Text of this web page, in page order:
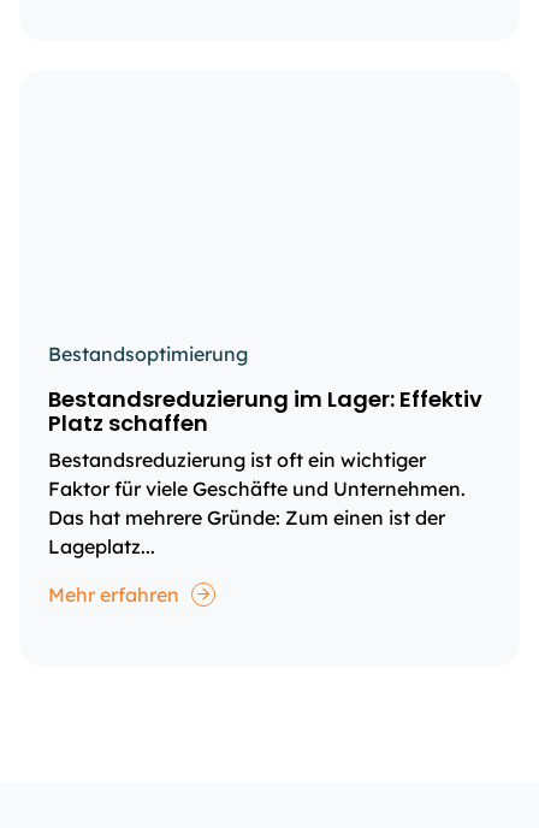
Bestandsoptimierung
Bestandsreduzierung im Lager: Effektiv
Platz schaffen
Bestandsreduzierung ist oft ein wichtiger
Faktor für viele Geschäfte und Unternehmen.
Das hat mehrere Gründe: Zum einen ist der
Lageplatz...
Mehr erfahren